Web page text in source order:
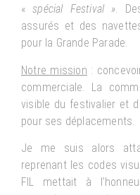
«spécial Festival ».
assurés et des
pour la Grande Parade.
Notre mission :
commerciale. La
visible du festivalier et
pour ses déplacements.
Je me suis alors
reprenant les codes
FIL mettait à